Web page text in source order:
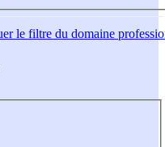
le filtre du domaine